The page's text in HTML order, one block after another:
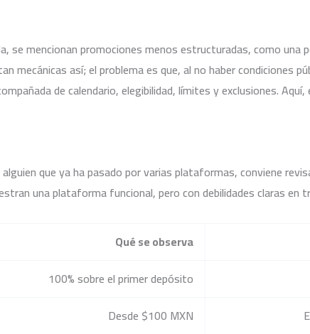
se mencionan promociones menos estructuradas, como
mecánicas así; el problema es que, al no haber
de calendario, elegibilidad, límites y exclusiones.
que ya ha pasado por varias plataformas, conviene
una plataforma funcional, pero con debilidades claras en
Qué se observa
100% sobre el primer depósito
Desde $100 MXN